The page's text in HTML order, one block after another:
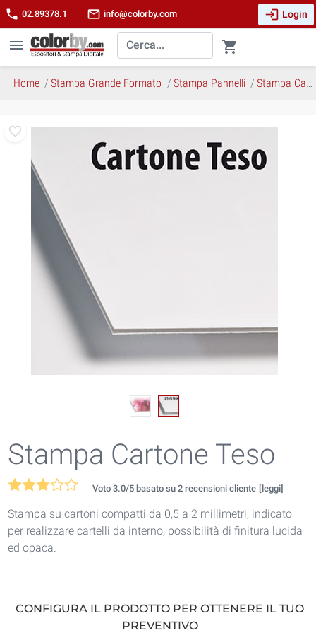
phone 02.89378.1 mail_outline info@colorby.com login Login
menu shopping_cart
Home Stampa Grande Formato Stampa Pannelli Stampa Cartone Teso
Stampa Cartone Teso
Voto 3.0/5 basato su 2 recensioni cliente [leggi]
Stampa su cartoni compatti da 0,5 a 2 millimetri, indicato
per realizzare cartelli da interno, possibilità di finitura lucida
ed opaca.
CONFIGURA IL PRODOTTO PER OTTENERE IL TUO
PREVENTIVO